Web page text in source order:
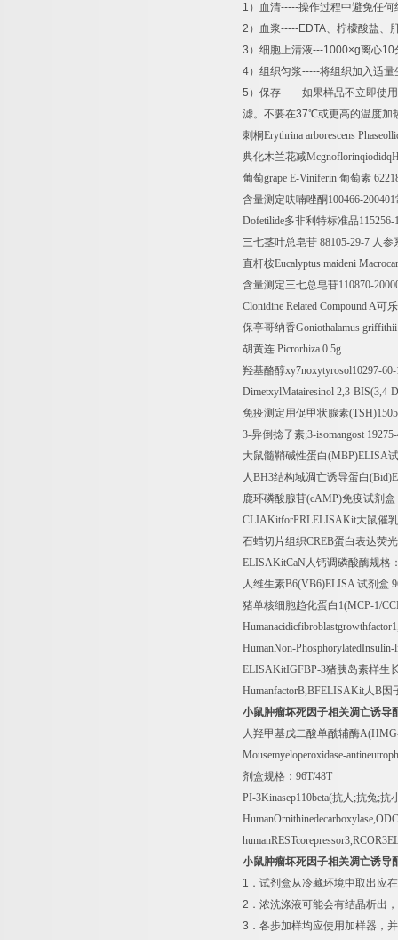
1 ）血清-----操作过程中避免任
2 ）血浆-----EDTA、柠檬酸盐、
3 ）细胞上清液---1000×g离心10
4）组织匀浆-----将组织加入适量
5 ）保存------如果样品不立即使
滤。不要在37℃或更高的温度加
刺桐Erythrina arborescens
典化木兰花减
葡萄grape Ε-Viniferin 葡萄素
含量测定呋喃唑酮 100466-200401
Dofetilide多非利特标准品115256-
三七茎叶总皂苷 88105-29-7 人参
直杆桉Eucalyptus maideni
含量测定三七总皂苷110870-
Clonidine Related Compound A可
保亭哥纳香Goniothalamus
胡黄连 Picrorhiza 0.5g
羟基酪醇xy7noxytyrosol10297-60-
DimetxylMatairesinol 2,3-
免疫测定用促甲状腺素
3-异倒捻子素;3-isomangost
大鼠髓鞘碱性蛋白(MBP)ELISA
人BH3结构域凋亡诱导蛋白
鹿环磷酸腺苷(cAMP)免疫试剂盒
CLIAKitforPRLELISAKit大鼠催
石蜡切片组织CREB蛋白表达荧
ELISAKitCaN人钙调磷酸酶规格
人维生素B6(VB6)ELISA试剂盒
猪单核细胞趋化蛋白 1(MCP-1/
HumanNon-
ELISAKitIGFBP-3猪胰岛素样生
HumanfactorB,BFELISAKit人B因
小鼠肿瘤坏死因子相关凋亡诱导
人羟甲基戊二酸单酰辅酶
Mousemyeloperoxidase-
剂盒规格： 96T/48T
PI-3Kinasep110beta(抗人 ;抗兔;抗
小鼠肿瘤坏死因子相关凋亡诱导
1 ．试剂盒从冷藏环境中取出应
2 ．浓洗涤液可能会有结晶析出
3 ．各步加样均应使用加样器，